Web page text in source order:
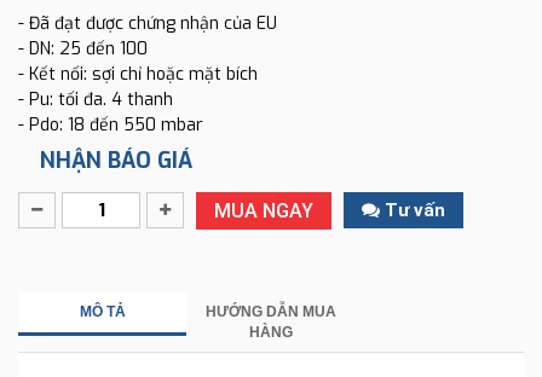
- Đã đạt được chứng nhận của EU
- DN: 25 đến 100
- Kết nối: sợi chỉ hoặc mặt bích
- Pu: tối đa. 4 thanh
- Pdo: 18 đến 550 mbar
NHẬN BÁO GIÁ
MUA NGAY Tư vấn
MÔ TẢ
HƯỚNG DẪN MUA
HÀNG